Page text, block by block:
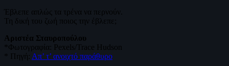
Έβλεπε απλώς τα τρένα να περνούν.
Τη δική του ζωή ποιος την έβλεπε;
Αριστέα Σταυροπούλου
*Φωτογραφία: Pexels/Trace Hudson
* Πηγή: Απ’ τ’ ανοιχτό παράθυρο